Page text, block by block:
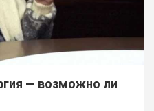
— возможно ли